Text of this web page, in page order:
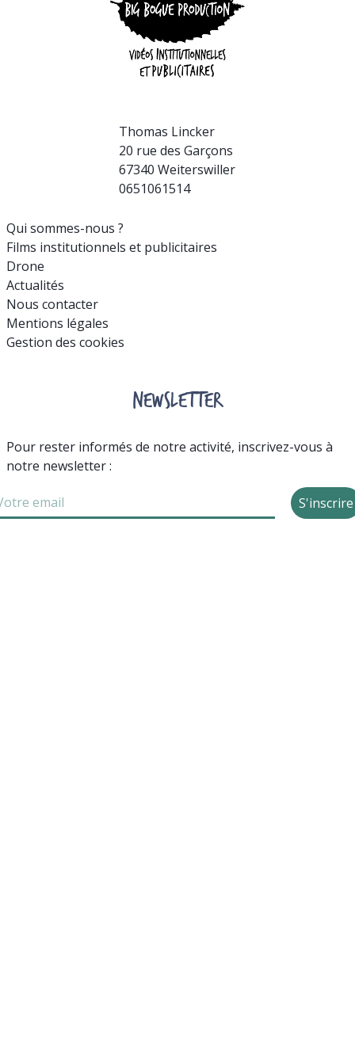
Thomas Lincker
20 rue des Garçons
67340 Weiterswiller
0651061514
Qui sommes-nous ?
Films institutionnels et publicitaires
Drone
Actualités
Nous contacter
Mentions légales
Gestion des cookies
NEWSLETTER
Pour rester informés de notre activité, inscrivez-vous à
notre newsletter :
S'inscrire